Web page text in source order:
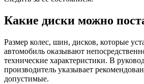
Какие диски можно
Размер колес, шин, дисков, которые
автомобиль оказывают
технические характеристики. В
производитель указывает
допустимые.